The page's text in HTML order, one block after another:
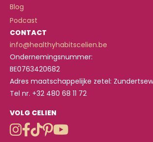
Blog
Podcast
CONTACT
info@healthyhabitscelien.be
Ondernemingsnummer:
BE0763420682
Adres maatschappelijke zetel:
Tel nr. +32 480 68 11 72
VOLG CELIEN